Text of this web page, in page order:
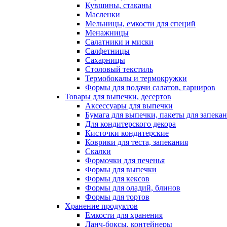
Кувшины, стаканы
Масленки
Мельницы, емкости для специй
Менажницы
Салатники и миски
Салфетницы
Сахарницы
Столовый текстиль
Термобокалы и термокружки
Формы для подачи салатов, гарниров
Товары для выпечки, десертов
Аксессуары для выпечки
Бумага для выпечки, пакеты для
Для кондитерского декора
Кисточки кондитерские
Коврики для теста, запекания
Скалки
Формочки для печенья
Формы для выпечки
Формы для кексов
Формы для оладий, блинов
Формы для тортов
Хранение продуктов
Емкости для хранения
Ланч-боксы, контейнеры